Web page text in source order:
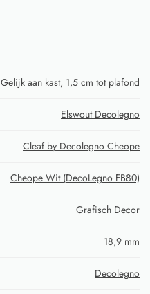
Gelijk aan kast, 1,5 cm tot plafond
Elswout Decolegno
Cleaf by Decolegno Cheope
Cheope Wit (DecoLegno FB80)
Grafisch Decor
18,9 mm
Decolegno